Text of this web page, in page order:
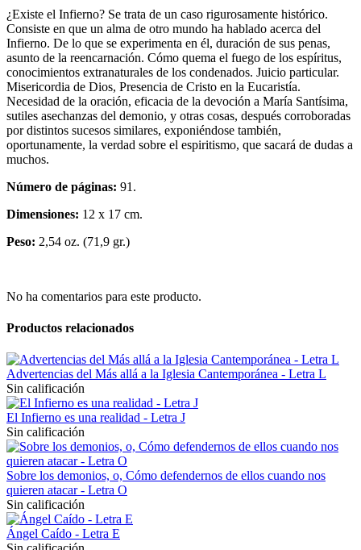
¿Existe el Infierno? Se trata de un caso rigurosamente histórico.
Consiste en que un alma de otro mundo ha hablado acerca del
Infierno. De lo que se experimenta en él, duración de sus penas,
asunto de la reencarnación. Cómo quema el fuego de los espíritus,
conocimientos extranaturales de los condenados. Juicio particular.
Misericordia de Dios, Presencia de Cristo en la Eucaristía.
Necesidad de la oración, eficacia de la devoción a María Santísima,
sutiles asechanzas del demonio, y otras cosas, después corroboradas
por distintos sucesos similares, exponiéndose también,
oportunamente, la verdad sobre el espiritismo, que sacará de dudas a
muchos.
Número de páginas: 91.
Dimensiones: 12 x 17 cm.
Peso: 2,54 oz. (71,9 gr.)
No ha comentarios para este producto.
Productos relacionados
Advertencias del Más allá a la Iglesia Cantemporánea - Letra L
Sin calificación
El Infierno es una realidad - Letra J
Sin calificación
Sobre los demonios, o, Cómo defendernos de ellos cuando nos
quieren atacar - Letra O
Sin calificación
Ángel Caído - Letra E